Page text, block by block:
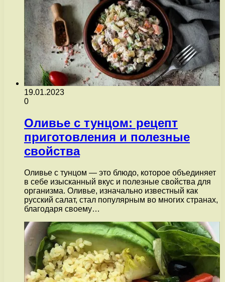
19.01.2023
0
Оливье с тунцом: рецепт
приготовления и полезные
свойства
Оливье с тунцом — это блюдо, которое объединяет
в себе изысканный вкус и полезные свойства для
организма. Оливье, изначально известный как
русский салат, стал популярным во многих странах,
благодаря своему…